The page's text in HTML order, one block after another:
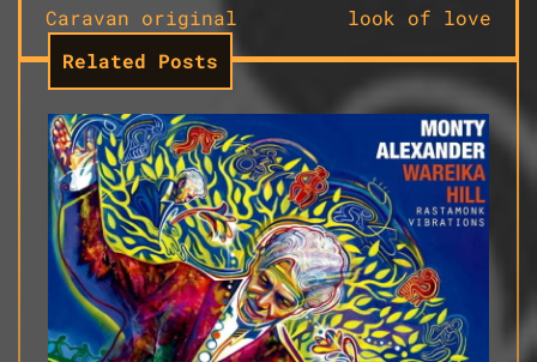
de
l’article
Caravan original
look of love
Related Posts